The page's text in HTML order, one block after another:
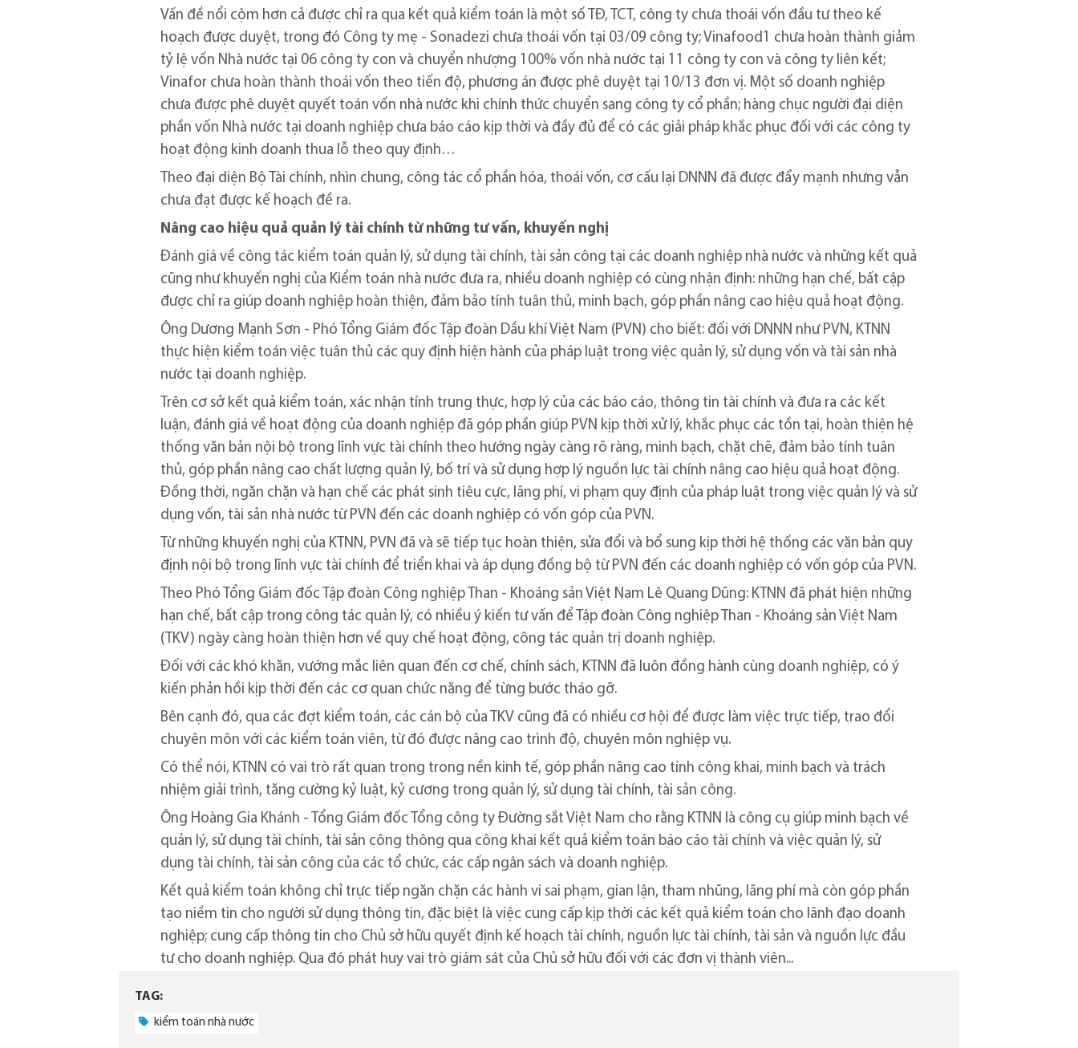
Vấn đề nổi cộm hơn cả được chỉ ra qua kết quả kiểm toán là một số TĐ, TCT, công ty chưa thoái vốn đầu tư theo kế
hoạch được duyệt, trong đó Công ty mẹ - Sonadezi chưa thoái vốn tại 03/09 công ty; Vinafood1 chưa hoàn thành giảm
tỷ lệ vốn Nhà nước tại 06 công ty con và chuyển nhượng 100% vốn nhà nước tại 11 công ty con và công ty liên kết;
Vinafor chưa hoàn thành thoái vốn theo tiến độ, phương án được phê duyệt tại 10/13 đơn vị. Một số doanh nghiệp
chưa được phê duyệt quyết toán vốn nhà nước khi chính thức chuyển sang công ty cổ phần; hàng chục người đại diện
phần vốn Nhà nước tại doanh nghiệp chưa báo cáo kịp thời và đầy đủ để có các giải pháp khắc phục đối với các công ty
hoạt động kinh doanh thua lỗ theo quy định…
Theo đại diện Bộ Tài chính, nhìn chung, công tác cổ phần hóa, thoái vốn, cơ cấu lại DNNN đã được đẩy mạnh nhưng vẫn
chưa đạt được kế hoạch đề ra.
Nâng cao hiệu quả quản lý tài chính từ những tư vấn, khuyến nghị
Đánh giá về công tác kiểm toán quản lý, sử dụng tài chính, tài sản công tại các doanh nghiệp nhà nước và những kết quả
cũng như khuyến nghị của Kiểm toán nhà nước đưa ra, nhiều doanh nghiệp có cùng nhận định: những hạn chế, bất cập
được chỉ ra giúp doanh nghiệp hoàn thiện, đảm bảo tính tuân thủ, minh bạch, góp phần nâng cao hiệu quả hoạt động.
Ông Dương Mạnh Sơn - Phó Tổng Giám đốc Tập đoàn Dầu khí Việt Nam (PVN) cho biết: đối với DNNN như PVN, KTNN
thực hiện kiểm toán việc tuân thủ các quy định hiện hành của pháp luật trong việc quản lý, sử dụng vốn và tài sản nhà
nước tại doanh nghiệp.
Trên cơ sở kết quả kiểm toán, xác nhận tính trung thực, hợp lý của các báo cáo, thông tin tài chính và đưa ra các kết
luận, đánh giá về hoạt động của doanh nghiệp đã góp phần giúp PVN kịp thời xử lý, khắc phục các tồn tại, hoàn thiện hệ
thống văn bản nội bộ trong lĩnh vực tài chính theo hướng ngày càng rõ ràng, minh bạch, chặt chẽ, đảm bảo tính tuân
thủ, góp phần nâng cao chất lượng quản lý, bố trí và sử dụng hợp lý nguồn lực tài chính nâng cao hiệu quả hoạt động.
Đồng thời, ngăn chặn và hạn chế các phát sinh tiêu cực, lãng phí, vi phạm quy định của pháp luật trong việc quản lý và sử
dụng vốn, tài sản nhà nước từ PVN đến các doanh nghiệp có vốn góp của PVN.
Từ những khuyến nghị của KTNN, PVN đã và sẽ tiếp tục hoàn thiện, sửa đổi và bổ sung kịp thời hệ thống các văn bản quy
định nội bộ trong lĩnh vực tài chính để triển khai và áp dụng đồng bộ từ PVN đến các doanh nghiệp có vốn góp của PVN.
Theo Phó Tổng Giám đốc Tập đoàn Công nghiệp Than - Khoáng sản Việt Nam Lê Quang Dũng: KTNN đã phát hiện những
hạn chế, bất cập trong công tác quản lý, có nhiều ý kiến tư vấn để Tập đoàn Công nghiệp Than - Khoáng sản Việt Nam
(TKV) ngày càng hoàn thiện hơn về quy chế hoạt động, công tác quản trị doanh nghiệp.
Đối với các khó khăn, vướng mắc liên quan đến cơ chế, chính sách, KTNN đã luôn đồng hành cùng doanh nghiệp, có ý
kiến phản hồi kịp thời đến các cơ quan chức năng để từng bước tháo gỡ.
Bên cạnh đó, qua các đợt kiểm toán, các cán bộ của TKV cũng đã có nhiều cơ hội để được làm việc trực tiếp, trao đổi
chuyên môn với các kiểm toán viên, từ đó được nâng cao trình độ, chuyên môn nghiệp vụ.
Có thể nói, KTNN có vai trò rất quan trọng trong nền kinh tế, góp phần nâng cao tính công khai, minh bạch và trách
nhiệm giải trình, tăng cường kỷ luật, kỷ cương trong quản lý, sử dụng tài chính, tài sản công.
Ông Hoàng Gia Khánh - Tổng Giám đốc Tổng công ty Đường sắt Việt Nam cho rằng KTNN là công cụ giúp minh bạch về
quản lý, sử dụng tài chính, tài sản công thông qua công khai kết quả kiểm toán báo cáo tài chính và việc quản lý, sử
dụng tài chính, tài sản công của các tổ chức, các cấp ngân sách và doanh nghiệp.
Kết quả kiểm toán không chỉ trực tiếp ngăn chặn các hành vi sai phạm, gian lận, tham nhũng, lãng phí mà còn góp phần
tạo niềm tin cho người sử dụng thông tin, đặc biệt là việc cung cấp kịp thời các kết quả kiểm toán cho lãnh đạo doanh
nghiệp; cung cấp thông tin cho Chủ sở hữu quyết định kế hoạch tài chính, nguồn lực tài chính, tài sản và nguồn lực đầu
tư cho doanh nghiệp. Qua đó phát huy vai trò giám sát của Chủ sở hữu đối với các đơn vị thành viên...
TAG:
kiểm toán nhà nước